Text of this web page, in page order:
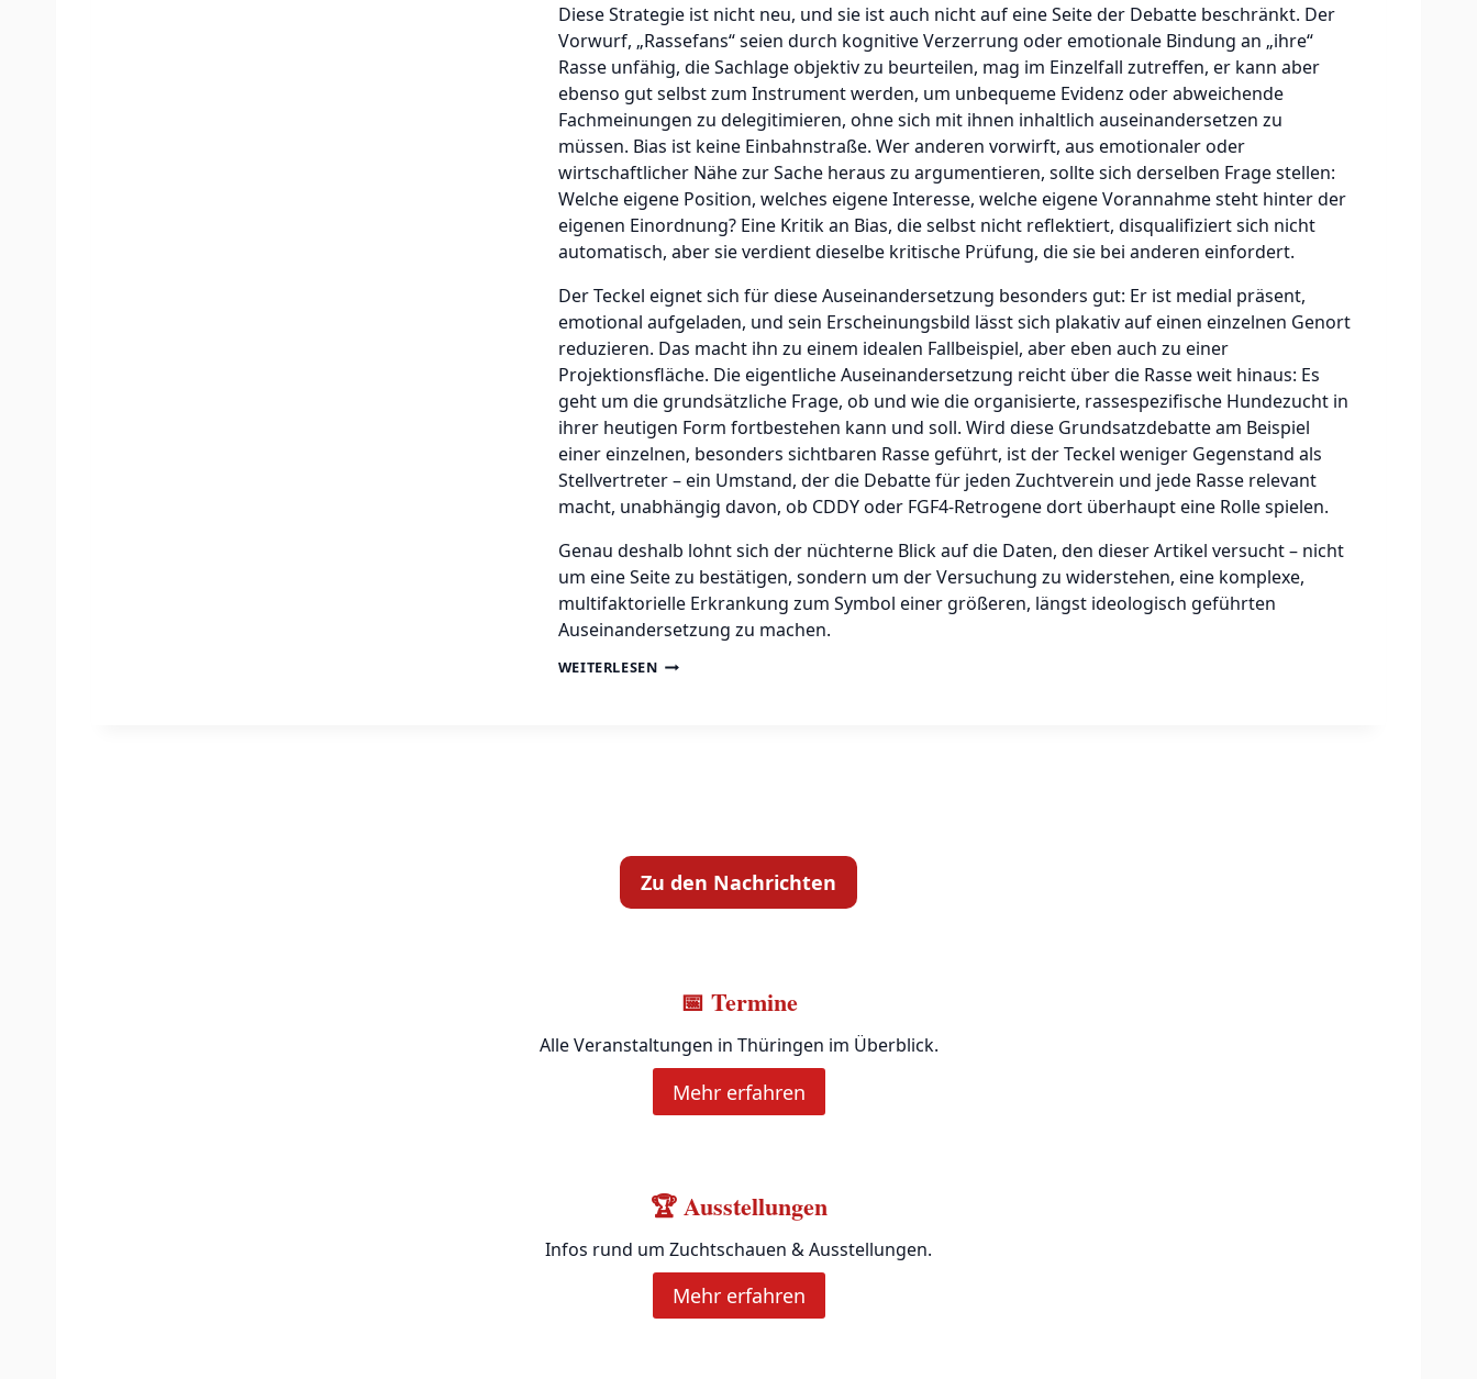
Diese Strategie ist nicht neu, und sie ist auch nicht auf eine Seite der Debatte beschränkt. Der
Vorwurf, „Rassefans“ seien durch kognitive Verzerrung oder emotionale Bindung an „ihre“
Rasse unfähig, die Sachlage objektiv zu beurteilen, mag im Einzelfall zutreffen, er kann aber
ebenso gut selbst zum Instrument werden, um unbequeme Evidenz oder abweichende
Fachmeinungen zu delegitimieren, ohne sich mit ihnen inhaltlich auseinandersetzen zu
müssen. Bias ist keine Einbahnstraße. Wer anderen vorwirft, aus emotionaler oder
wirtschaftlicher Nähe zur Sache heraus zu argumentieren, sollte sich derselben Frage stellen:
Welche eigene Position, welches eigene Interesse, welche eigene Vorannahme steht hinter der
eigenen Einordnung? Eine Kritik an Bias, die selbst nicht reflektiert, disqualifiziert sich nicht
automatisch, aber sie verdient dieselbe kritische Prüfung, die sie bei anderen einfordert.
Der Teckel eignet sich für diese Auseinandersetzung besonders gut: Er ist medial präsent,
emotional aufgeladen, und sein Erscheinungsbild lässt sich plakativ auf einen einzelnen Genort
reduzieren. Das macht ihn zu einem idealen Fallbeispiel, aber eben auch zu einer
Projektionsfläche. Die eigentliche Auseinandersetzung reicht über die Rasse weit hinaus: Es
geht um die grundsätzliche Frage, ob und wie die organisierte, rassespezifische Hundezucht in
ihrer heutigen Form fortbestehen kann und soll. Wird diese Grundsatzdebatte am Beispiel
einer einzelnen, besonders sichtbaren Rasse geführt, ist der Teckel weniger Gegenstand als
Stellvertreter – ein Umstand, der die Debatte für jeden Zuchtverein und jede Rasse relevant
macht, unabhängig davon, ob CDDY oder FGF4-Retrogene dort überhaupt eine Rolle spielen.
Genau deshalb lohnt sich der nüchterne Blick auf die Daten, den dieser Artikel versucht – nicht
um eine Seite zu bestätigen, sondern um der Versuchung zu widerstehen, eine komplexe,
multifaktorielle Erkrankung zum Symbol einer größeren, längst ideologisch geführten
Auseinandersetzung zu machen.
WEITERLESEN
Zu den Nachrichten
📅 Termine
Alle Veranstaltungen in Thüringen im Überblick.
Mehr erfahren
🏆 Ausstellungen
Infos rund um Zuchtschauen & Ausstellungen.
Mehr erfahren